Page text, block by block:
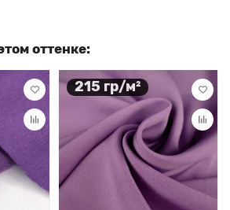
оттенке:
215 гр/м²